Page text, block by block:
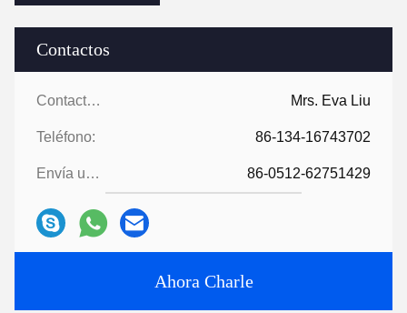
Contactos
Contactos: Mrs. Eva Liu
Teléfono: 86-134-16743702
Envía un fax.: 86-0512-62751429
Ahora Charle